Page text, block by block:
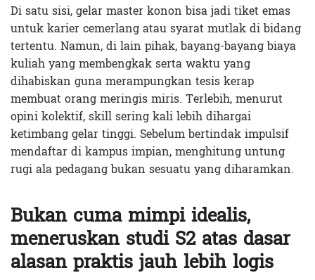
Di satu sisi, gelar master konon bisa jadi tiket emas
untuk karier cemerlang atau syarat mutlak di bidang
tertentu. Namun, di lain pihak, bayang-bayang biaya
kuliah yang membengkak serta waktu yang
dihabiskan guna merampungkan tesis kerap
membuat orang meringis miris. Terlebih, menurut
opini kolektif, skill sering kali lebih dihargai
ketimbang gelar tinggi. Sebelum bertindak impulsif
mendaftar di kampus impian, menghitung untung
rugi ala pedagang bukan sesuatu yang diharamkan.
Bukan cuma mimpi idealis,
meneruskan studi S2 atas dasar
alasan praktis jauh lebih logis